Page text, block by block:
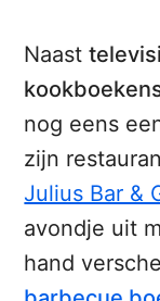
Naast
nog eens
zijn
Julius Bar &
avondje uit
hand